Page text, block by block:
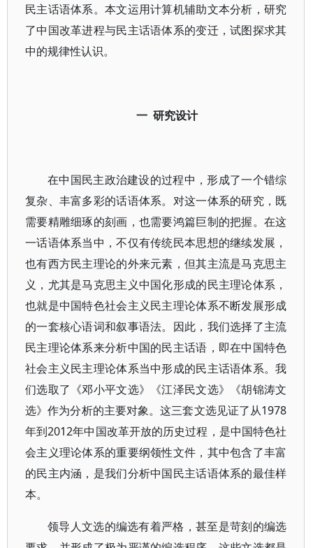
民主话语体系。本文运用计算机辅助文本分析，研究
了中国改革进程与民主话语体系的变迁，试图探求其
中的规律性认识。
一 研究设计
在中国民主政治建设的过程中，形成了一个错综
复杂、丰富多彩的话语体系。对这一体系的研究，既
需要精雕细琢的刻画，也需要鸿篇巨制的把握。在这
一话语体系当中，不仅有传统民本思想的继续发展，
也有西方民主理论的外来元素，但其主流是马克思主
义，尤其是马克思主义中国化形成的民主理论体系，
也就是中国特色社会主义民主理论体系不断发展形成
的一套核心语词和叙事语法。因此，我们选择了主流
民主理论体系来分析中国的民主话语，即在中国特色
社会主义民主理论体系当中形成的民主话语体系。我
们选取了《邓小平文选》《江泽民文选》《胡锦涛文
选》作为分析的主要对象。这三套文选见证了从1978
年到2012年中国改革开放的历史过程，是中国特色社
会主义理论体系的重要纲领性文件，其中包含了丰富
的民主内涵，是我们分析中国民主话语体系的最佳样
本。
领导人文选的编选有着严格，甚至是苛刻的编选